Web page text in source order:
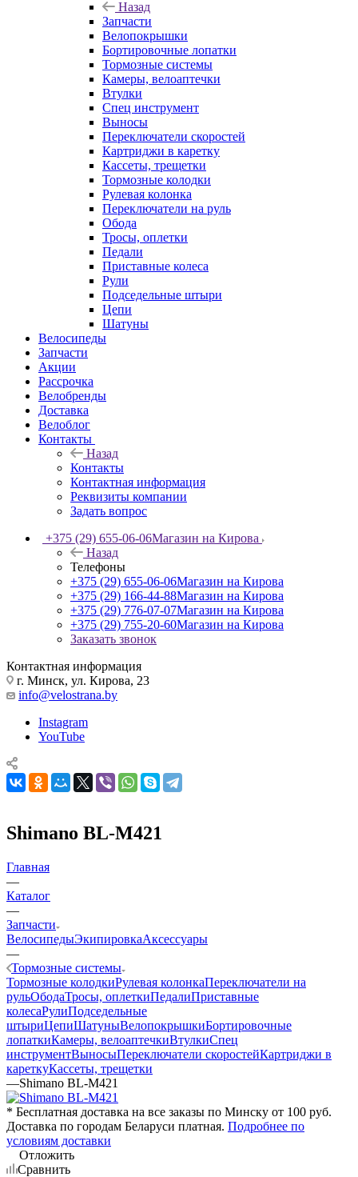
Назад
Запчасти
Велопокрышки
Бортировочные лопатки
Тормозные системы
Камеры, велоаптечки
Втулки
Спец инструмент
Выносы
Переключатели скоростей
Картриджи в каретку
Кассеты, трещетки
Тормозные колодки
Рулевая колонка
Переключатели на руль
Обода
Тросы, оплетки
Педали
Приставные колеса
Рули
Подседельные штыри
Цепи
Шатуны
Велосипеды
Запчасти
Акции
Рассрочка
Велобренды
Доставка
Велоблог
Контакты
Назад
Контакты
Контактная информация
Реквизиты компании
Задать вопрос
+375 (29) 655-06-06Магазин на Кирова
Назад
Телефоны
+375 (29) 655-06-06Магазин на Кирова
+375 (29) 166-44-88Магазин на Кирова
+375 (29) 776-07-07Магазин на Кирова
+375 (29) 755-20-60Магазин на Кирова
Заказать звонок
Контактная информация
г. Минск, ул. Кирова, 23
info@velostrana.by
Instagram
YouTube
Shimano BL-M421
Главная
—
Каталог
—
Запчасти
ВелосипедыЭкипировкаАксессуары
—
Тормозные системы
Тормозные колодкиРулевая колонкаПереключатели на
рульОбодаТросы, оплеткиПедалиПриставные
колесаРулиПодседельные
штыриЦепиШатуныВелопокрышкиБортировочные
лопаткиКамеры, велоаптечкиВтулкиСпец
инструментВыносыПереключатели скоростейКартриджи в
кареткуКассеты, трещетки
—Shimano BL-M421
* Бесплатная доставка на все заказы по Минску от 100 руб.
Доставка по городам Беларуси платная. Подробнее по
условиям доставки
Отложить
Сравнить